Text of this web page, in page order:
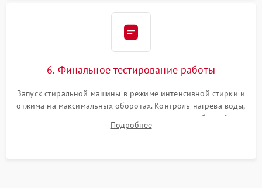
6. Финальное тестирование работы
Запуск стиральной машины в режиме интенсивной стирки и
отжима на максимальных оборотах. Контроль нагрева воды,
корректности слива, отсутствия излишних вибраций,
посторонних стуков и протечек под корпусом.
Подробнее